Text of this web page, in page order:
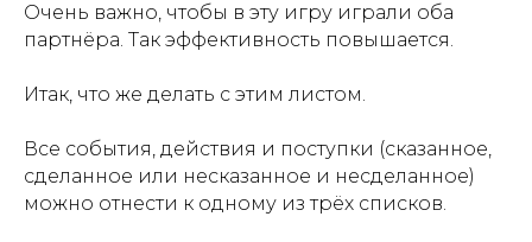
Очень важно, чтобы в эту игру играли оба
партнёра. Так эффективность повышается.
Итак, что же делать с этим листом.
Все события, действия и поступки (сказанное,
сделанное или несказанное и несделанное)
можно отнести к одному из трёх списков.